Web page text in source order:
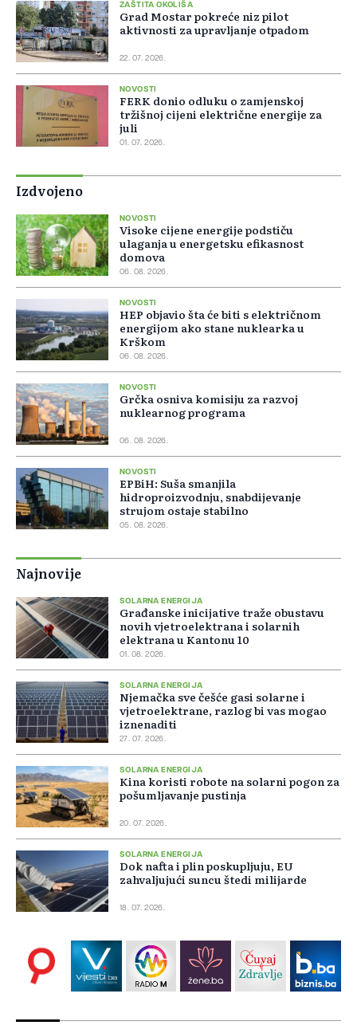
ZAŠTITA OKOLIŠA
Grad Mostar pokreće niz pilot
aktivnosti za upravljanje otpadom
22. 07. 2026.
NOVOSTI
FERK donio odluku o zamjenskoj
tržišnoj cijeni električne energije za
juli
01. 07. 2026.
Izdvojeno
NOVOSTI
Visoke cijene energije podstiču
ulaganja u energetsku efikasnost
domova
06. 08. 2026.
NOVOSTI
HEP objavio šta će biti s električnom
energijom ako stane nuklearka u
Krškom
06. 08. 2026.
NOVOSTI
Grčka osniva komisiju za razvoj
nuklearnog programa
06. 08. 2026.
NOVOSTI
EPBiH: Suša smanjila
hidroproizvodnju, snabdijevanje
strujom ostaje stabilno
05. 08. 2026.
Najnovije
SOLARNA ENERGIJA
Građanske inicijative traže obustavu
novih vjetroelektrana i solarnih
elektrana u Kantonu 10
01. 08. 2026.
SOLARNA ENERGIJA
Njemačka sve češće gasi solarne i
vjetroelektrane, razlog bi vas mogao
iznenaditi
27. 07. 2026.
SOLARNA ENERGIJA
Kina koristi robote na solarni pogon za
pošumljavanje pustinja
20. 07. 2026.
SOLARNA ENERGIJA
Dok nafta i plin poskupljuju, EU
zahvaljujući suncu štedi milijarde
18. 07. 2026.